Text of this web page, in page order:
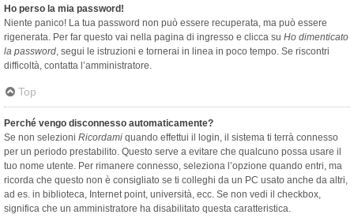
Ho perso la mia password!
Niente panico! La tua password non può essere recuperata, ma può essere
rigenerata. Per far questo vai nella pagina di ingresso e clicca su Ho dimenticato
la password, segui le istruzioni e tornerai in linea in poco tempo. Se riscontri
difficoltà, contatta l’amministratore.
Top
Perché vengo disconnesso automaticamente?
Se non selezioni Ricordami quando effettui il login, il sistema ti terrà connesso
per un periodo prestabilito. Questo serve a evitare che qualcuno possa usare il
tuo nome utente. Per rimanere connesso, seleziona l’opzione quando entri, ma
ricorda che questo non è consigliato se ti colleghi da un PC usato anche da altri,
ad es. in biblioteca, Internet point, università, ecc. Se non vedi il checkbox,
significa che un amministratore ha disabilitato questa caratteristica.